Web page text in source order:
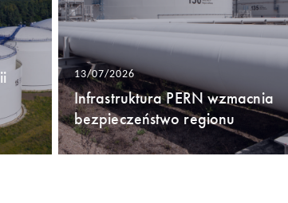
13/07/2026
Infrastruktura PERN wzmacnia
bezpieczeństwo regionu